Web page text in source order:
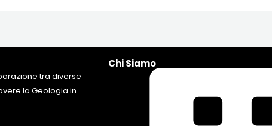
tra diverse
la Geologia in
Chi Siamo